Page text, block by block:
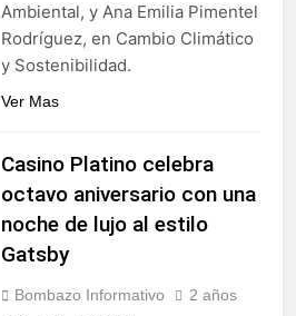
Ambiental, y Ana Emilia Pimentel
Rodríguez, en Cambio Climático
y Sostenibilidad.
Ver Mas
Casino Platino celebra
octavo aniversario con una
noche de lujo al estilo
Gatsby
Bombazo Informativo
2 años